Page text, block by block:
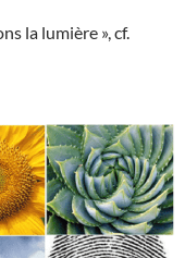
la lumière », cf.